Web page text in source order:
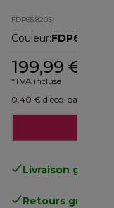
FDP65.820SI
Couleur:FDP65.820SI
199,99 €
*TVA incluse
0,40 € d’eco-part
Livraison gratuite
Retours gratuits